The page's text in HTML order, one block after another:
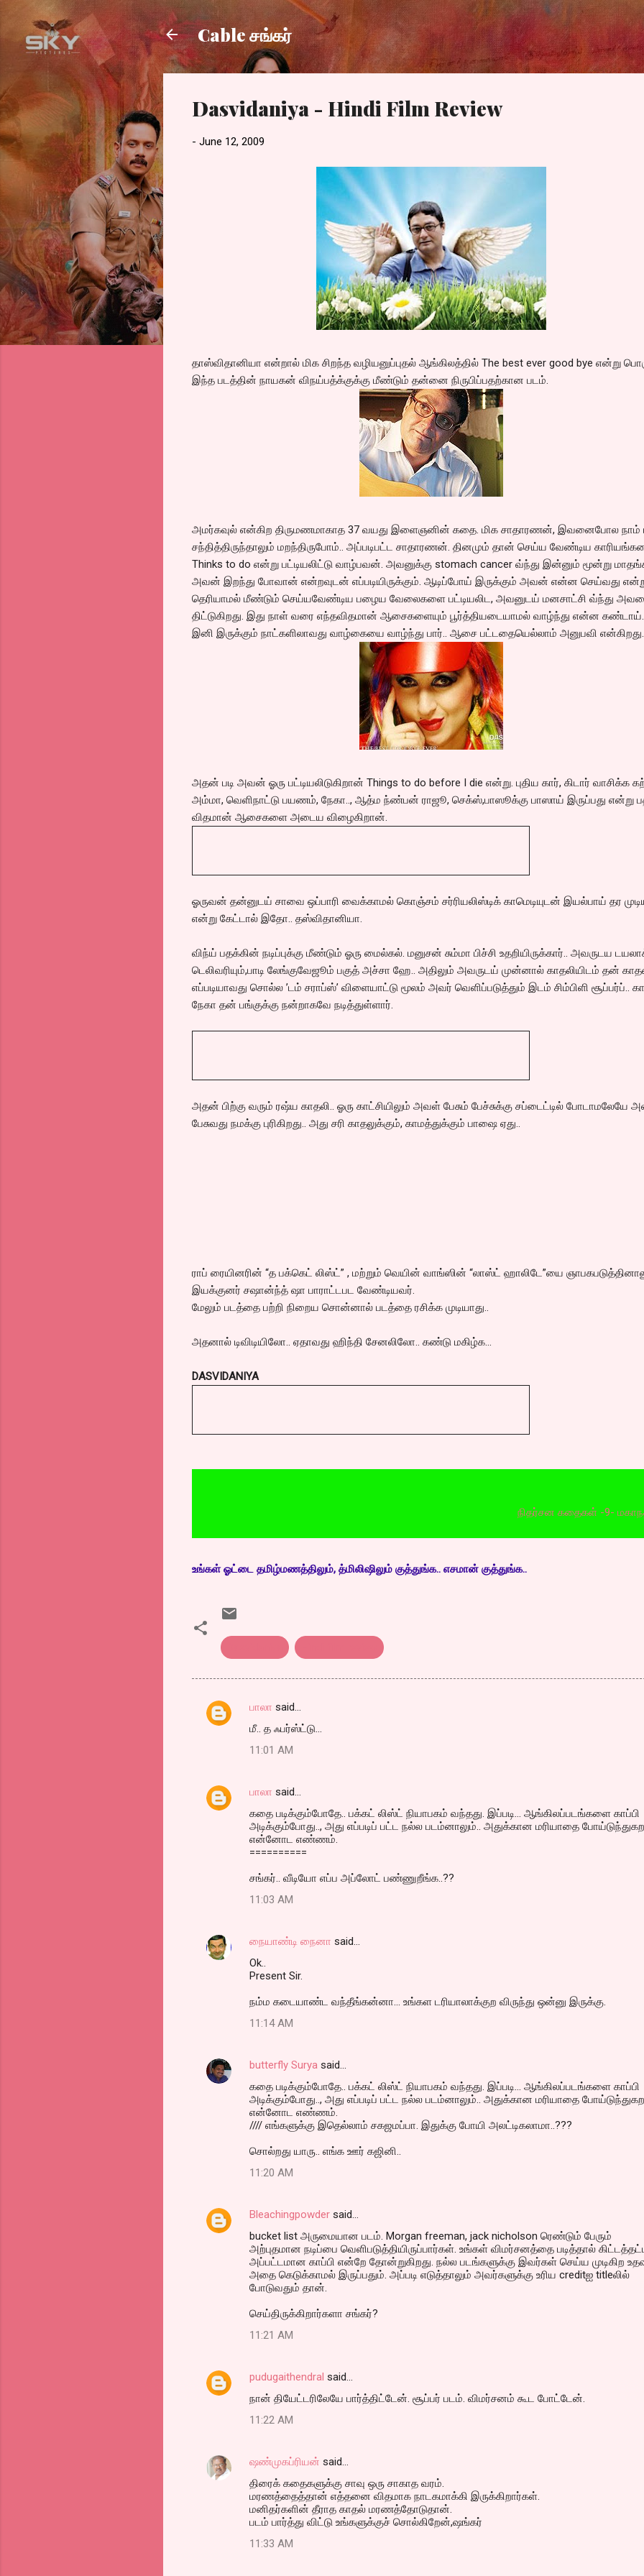
Skip to main content
Cable சங்கர்
Dasvidaniya - Hindi Film Review
- June 12, 2009
தாஸ்விதானியா என்றால் மிக சிறந்த வழியனுப்புதல் ஆங்கிலத்தில் The best ever good bye என்று
இந்த படத்தின் நாயகன் விநய்பத்க்குக்கு மீண்டும் தன்னை நிருபிப்பதற்கான படம்.
அமர்கவுல் என்கிற திருமணமாகாத 37 வயது இளைஞனின் கதை. மிக சாதாரணன், இவனைபோல நாம்
சந்தித்திருந்தாலும் மறந்திருபோம்.. அப்படிபட்ட சாதாரணன். தினமும் தான் செய்ய வேண்டிய
Thinks to do என்று பட்டியலிட்டு வாழ்பவன். அவனுக்கு stomach cancer வ்ந்து இன்னும் மூன்று
அவன் இறந்து போவான் என்றவுடன் எப்படியிருக்கும். ஆடிப்போய் இருக்கும் அவன் என்ன செய்வது
தெரியாமல் மீண்டும் செய்யவேண்டிய பழைய வேலைகளை பட்டியலிட, அவனுடய் மனசாட்சி வ்ந்து
திட்டுகிறது. இது நாள் வரை எந்தவிதமான் ஆசைகளையும் பூர்த்தியடையாமல் வாழ்ந்து என்ன
இனி இருக்கும் நாட்களிலாவது வாழ்கையை வாழ்ந்து பார்.. ஆசை பட்டதையெல்லாம் அனுபவி என்கிறது.
அதன் படி அவன் ஓரு பட்டியலிடுகிறான் Things to do before I die என்று. புதிய கார், கிடார் வாசிக்க
அம்மா, வெளிநாட்டு பயணம், நேகா.., ஆத்ம ந்ண்பன் ராஜூ, செக்ஸ்,பாஸூக்கு பாஸாய் இருப்பது என்று
விதமான் ஆசைகளை அடைய விழைகிறான்.
ஓருவன் தன்னுடய் சாவை ஒப்பாரி வைக்காமல் கொஞ்சம் சர்ரியலிஸ்டிக் காமெடியுடன் இயல்பாய் தர
என்று கேட்டால் இதோ.. தஸ்விதானியா.
விந்ய் பதக்கின் நடிப்புக்கு மீண்டும் ஓரு மைல்கல். மனுசன் சும்மா பிச்சி உதறியிருக்கார்.. அவருடய
டெலிவரியும்,பாடி லேங்குவேஜூம் பகுத் அச்சா ஹே.. அதிலும் அவருடய் முன்னால் காதலியிடம் தன்
எப்படியாவது சொல்ல ’டம் சராப்ஸ்’ விளையாட்டு மூலம் அவர் வெளிப்படுத்தும் இடம் சிம்பிளி சூப்பர்ப்..
நேகா தன் பங்குக்கு நன்றாகவே நடித்துள்ளார்.
அதன் பிற்கு வரும் ரஷ்ய காதலி.. ஓரு காட்சியிலும் அவள் பேசும் பேச்சுக்கு சப்டைட்டில் போடாமலேயே
பேசுவது நமக்கு புரிகிறது.. அது சரி காதலுக்கும், காமத்துக்கும் பாஷை ஏது..
ராப் ரையினரின் “த பக்கெட் லிஸ்ட்” , மற்றும் வெயின் வாங்ஸின் “லாஸ்ட் ஹாலிடே”யை
இயக்குனர் சஷான்ந்த் ஷா பாராட்டபட வேண்டியவர்.
மேலும் படத்தை பற்றி நிறைய சொன்னால் படத்தை ரசிக்க முடியாது..
அதனால் டிவிடியிலோ.. ஏதாவது ஹிந்தி சேனலிலோ.. கண்டு மகிழ்க...
DASVIDANIYA
நிதர்சன கதைகள் -9-
உங்கள் ஓட்டை தமிழ்மணத்திலும், த்மிலிஷிலும் குத்துங்க.. எசமான் குத்துங்க..
C
e
பாலா said…
மீ.. த ஃபர்ஸ்ட்டு...
11:01 AM
பாலா said…
கதை படிக்கும்போதே.. பக்கட் லிஸ்ட் நியாபகம் வந்தது. இப்படி... ஆங்கிலப்படங்களை காப்பி
அடிக்கும்போது.., அது எப்படிப் பட்ட நல்ல படம்னாலும்.. அதுக்கான மரியாதை
என்னோட எண்ணம்.
==========
சங்கர்.. வீடியோ எப்ப அப்லோட் பண்ணுறீங்க..??
11:03 AM
நையாண்டி நைனா said…
Ok..
Present Sir.
நம்ம கடையாண்ட வந்தீங்கன்னா... உங்கள டரியாலாக்குற விருந்து ஒன்னு இருக்கு.
11:14 AM
butterfly Surya said…
கதை படிக்கும்போதே.. பக்கட் லிஸ்ட் நியாபகம் வந்தது. இப்படி... ஆங்கிலப்படங்களை காப்பி
அடிக்கும்போது.., அது எப்படிப் பட்ட நல்ல படம்னாலும்.. அதுக்கான மரியாதை
என்னோட எண்ணம்.
//// எங்களுக்கு இதெல்லாம் சகஜமப்பா. இதுக்கு போயி அலட்டிகலாமா..???
சொல்றது யாரு.. எங்க ஊர் கஜினி..
11:20 AM
Bleachingpowder said…
bucket list அருமையான படம். Morgan freeman, jack nicholson ரெண்டும் பேரும்
அற்புதமான நடிப்பை வெளிபடுத்தியிருப்பார்கள். உங்கள் விமர்சனத்தை படித்தால்
அப்பட்டமான காப்பி என்றே தோன்றுகிறது. நல்ல படங்களுக்கு இவர்கள் செய்ய முடிகிற
அதை கெடுக்காமல் இருப்பதும். அப்படி எடுத்தாலும் அவர்களுக்கு உரிய creditஐ titleலில்
போடுவதும் தான்.
செய்திருக்கிறார்களா சங்கர்?
11:21 AM
pudugaithendral said…
நான் தியேட்டரிலேயே பார்த்திட்டேன். சூப்பர் படம். விமர்சனம் கூட போட்டேன்.
11:22 AM
ஷண்முகப்ரியன் said…
திரைக் கதைகளுக்கு சாவு ஒரு சாகாத வரம்.
மரணத்தைத்தான் எத்தனை விதமாக நாடகமாக்கி இருக்கிறார்கள்.
மனிதர்களின் தீராத காதல் மரணத்தோடுதான்.
படம் பார்த்து விட்டு உங்களுக்குச் சொல்கிறேன்,ஷங்கர்
11:33 AM